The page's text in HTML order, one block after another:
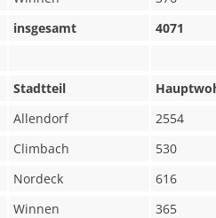
insgesamt
4071
Stadtteil
Allendorf
2554
Climbach
530
Nordeck
616
Winnen
365